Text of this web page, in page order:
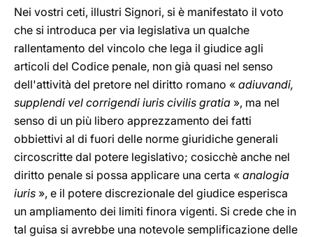
Nei vostri ceti, illustri Signori, si è manifestato il voto
che si introduca per via legislativa un qualche
rallentamento del vincolo che lega il giudice agli
articoli del Codice penale, non già quasi nel senso
dell'attività del pretore nel diritto romano « adiuvandi,
supplendi vel corrigendi iuris civilis gratia », ma nel
senso di un più libero apprezzamento dei fatti
obbiettivi al di fuori delle norme giuridiche generali
circoscritte dal potere legislativo; cosicchè anche nel
diritto penale si possa applicare una certa « analogia
iuris », e il potere discrezionale del giudice esperisca
un ampliamento dei limiti finora vigenti. Si crede che in
tal guisa si avrebbe una notevole semplificazione delle